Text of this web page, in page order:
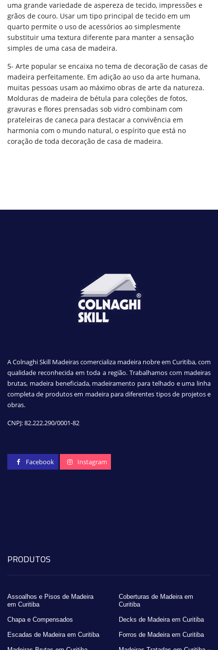
uma grande variedade de aspereza de tecido, impressões e
grãos de couro. Usar um tipo principal de tecido em um
quarto permite o uso de acessórios ao simplesmente
substituir uma textura diferente para manter a sensação
simples de uma casa de madeira.
5- Arte popular se encaixa no tema de decoração de casas de
madeira perfeitamente. Em adição ao uso da arte humana,
muitas pessoas usam ao máximo obras de arte da natureza.
Molduras de madeira de bétula para coleções de fotos,
gravuras e flores prensadas sob vidro combinam com
prateleiras de caneca para destacar a convivência em
harmonia com o mundo natural, o espírito que está no
coração de toda decoração de casa de madeira.
A Colnaghi Skill Madeiras comercializa madeira nobre em Curitiba, com
qualidade reconhecida em toda a região. Trabalhamos com madeiras
brutas, madeira beneficiada, madeiramento para telhado e uma linha
completa de produtos em madeira para diferentes tipos de projetos e
obras.
CNPJ:82.222.290/0001-82
Facebook Instagram
PRODUTOS
Assoalhos e Pisos de Madeira
em Curitiba
Coberturas de Madeira em
Curitiba
Chapa e Compensados Decks de Madeira em Curitiba
Escadas de Madeira em Curitiba Forros de Madeira em Curitiba